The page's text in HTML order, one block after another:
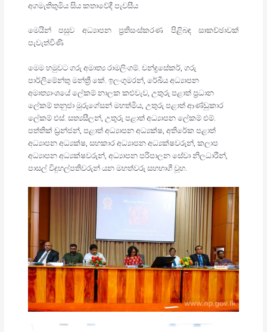
අගමැතිතුමිය සිය කතාවේදී පැවසීය
මෙයින් පසුව අධ්‍යාපන ප්‍රතිසංස්කරණ පිළිබඳ සාකච්ඡාවක්
පැවැත්විණි
මෙම හමුවට ගරු අමාත්‍ය රාමලිංගම්. චන්ද්‍රසේකර්, ගරු
පාර්ලිමේන්තු මන්ත්‍රී කේ. ඉලංගුමරන්, රේඛීය අධ්‍යාපන
අමාත්‍යාංශයේ ලේකම් නාලක කළුවැව, උතුරු පළාත් ප්‍රධාන
ලේකම් තනුජා මුරුගේසන් මහත්මිය, උතුරු පළාත් ආණ්ඩුකාර
ලේකම් එස්. සත්‍යසීලන්, උතුරු පළාත් අධ්‍යාපන ලේකම් එම්.
පත්තික් ඩ්‍රන්ජන්, පළාත් අධ්‍යාපන අධ්‍යක්ෂ, අතිරේක පළාත්
අධ්‍යාපන අධ්‍යක්ෂ, සහකාර අධ්‍යාපන අධ්‍යක්ෂවරුන්, කලාප
අධ්‍යාපන අධ්‍යක්ෂවරුන්, අධ්‍යාපන පරිපාලන සේවා නිලධාරීන්,
පාසල් විදුහල්පතිවරුන් යන මහත්වරු සහභාගී වූහ.